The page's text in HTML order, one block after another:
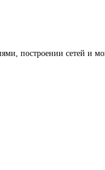
построении сетей и